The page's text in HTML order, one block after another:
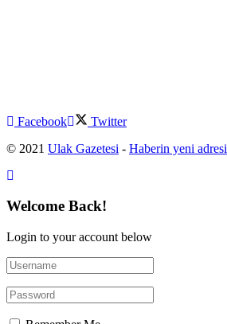
Facebook
Twitter
© 2021 Ulak Gazetesi - Haberin yeni adresi
Welcome Back!
Login to your account below